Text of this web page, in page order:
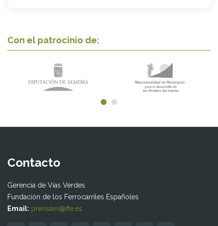
Con el patrocinio de:
Contacto
Gerencia de Vías Verdes
Fundación de los Ferrocarriles Españoles
Email: prensavv@ffe.es